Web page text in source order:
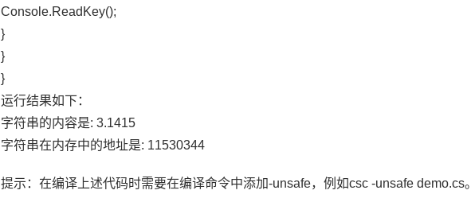
Console.ReadKey();
}
}
}
运行结果如下：
字符串的内容是: 3.1415
字符串在内存中的地址是: 11530344
提示：在编译上述代码时需要在编译命令中添加-unsafe，例如csc -unsafe demo.cs。